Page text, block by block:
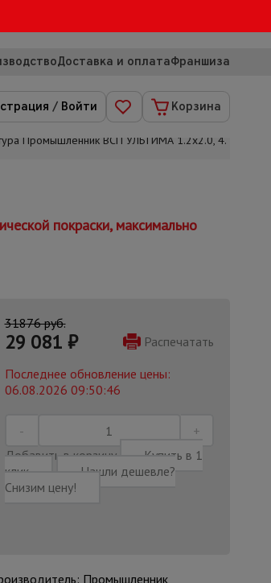
Доставка и оплатаФраншиза
/ Войти Корзина
Промышленник ВСП УЛЬТИМА 1.2х2.0, 4.0 м
покраски, максимально
31876 руб.
29 081 ₽
Распечатать
Последнее обновление цены:
06.08.2026 09:50:46
Добавить в корзину
Купить в 1
клик
Нашли дешевле?
Снизим цену!
Промышленник